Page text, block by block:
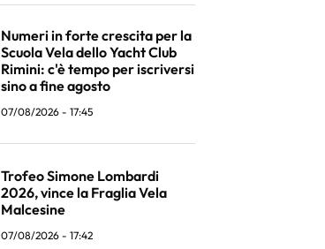
Numeri in forte crescita per la
Scuola Vela dello Yacht Club
Rimini: c'è tempo per iscriversi
sino a fine agosto
07/08/2026 - 17:45
Trofeo Simone Lombardi
2026, vince la Fraglia Vela
Malcesine
07/08/2026 - 17:42